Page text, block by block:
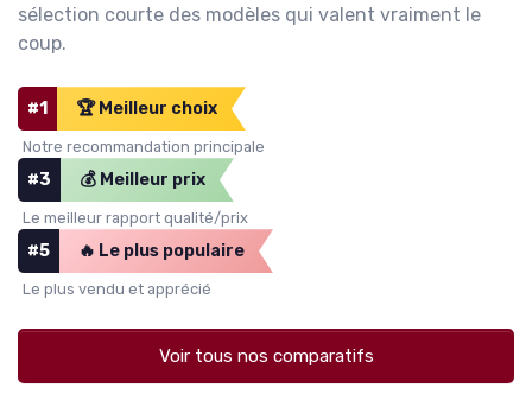
sélection courte des modèles qui valent vraiment le
coup.
#1 🏆 Meilleur choix
Notre recommandation principale
#3 💰 Meilleur prix
Le meilleur rapport qualité/prix
#5 🔥 Le plus populaire
Le plus vendu et apprécié
Voir tous nos comparatifs